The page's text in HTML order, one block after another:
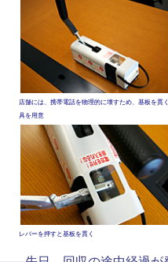
店舗には、携帯電話を物理的に壊すため、基板を貫
具を用意
レバーを押すと基板を貫く